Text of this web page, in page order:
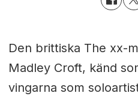
Den brittiska The xx-
Madley Croft, känd
vingarna som